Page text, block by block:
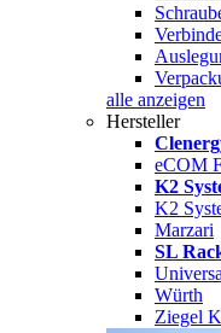
alle anzeigen
Hersteller
eCOM
K2
K2
Marzari
SL
Würth
Ziegel